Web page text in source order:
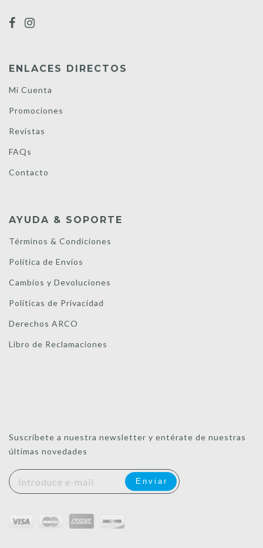
ENLACES DIRECTOS
Mi Cuenta
Promociones
Revistas
FAQs
Contacto
AYUDA & SOPORTE
Términos & Condiciones
Política de Envíos
Cambios y Devoluciones
Políticas de Privacidad
Derechos ARCO
Libro de Reclamaciones
Suscríbete a nuestra newsletter y entérate de nuestras
últimas novedades